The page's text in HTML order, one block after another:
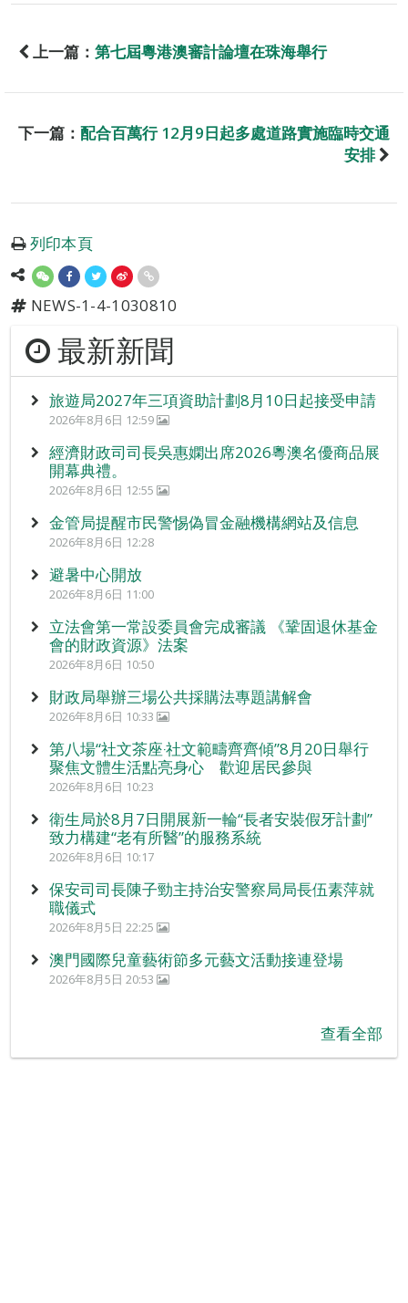
上一篇： 第七屆粵港澳審計論壇在珠海舉行
下一篇： 配合百萬行 12月9日起多處道路實施臨時交通
安排
列印本頁
NEWS-1-4-1030810
最新新聞
旅遊局2027年三項資助計劃8月10日起接受申請
2026年8月6日 12:59
經濟財政司司長吳惠嫻出席2026粵澳名優商品展
開幕典禮。
2026年8月6日 12:55
金管局提醒市民警惕偽冒金融機構網站及信息
2026年8月6日 12:28
避暑中心開放
2026年8月6日 11:00
立法會第一常設委員會完成審議 《鞏固退休基金
會的財政資源》法案
2026年8月6日 10:50
財政局舉辦三場公共採購法專題講解會
2026年8月6日 10:33
第八場“社文茶座‧社文範疇齊齊傾”8月20日舉行
聚焦文體生活點亮身心 歡迎居民參與
2026年8月6日 10:23
衛生局於8月7日開展新一輪“長者安裝假牙計劃”
致力構建“老有所醫”的服務系統
2026年8月6日 10:17
保安司司長陳子勁主持治安警察局局長伍素萍就
職儀式
2026年8月5日 22:25
澳門國際兒童藝術節多元藝文活動接連登場
2026年8月5日 20:53
查看全部